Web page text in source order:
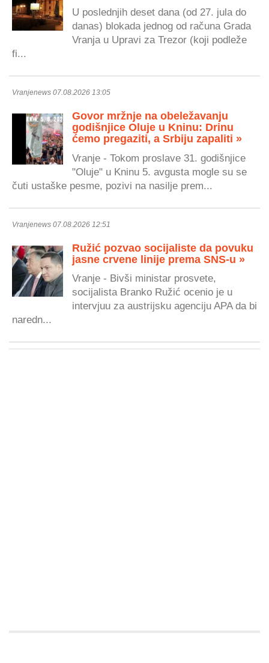
U poslednjih deset dana (od 27. jula do
danas) blokada jednog od računa Grada
Vranja u Upravi za Trezor (koji podleže
fi...
Vranjenews 07.08.2026 13:05
Govor mržnje na obeležavanju
godišnjice Oluje u Kninu: Drinu
ćemo pregaziti, a Srbiju zapaliti »
Vranje - Tokom proslave 31. godišnjice
"Oluje" u Kninu 5. avgusta mogle su se
čuti ustaške pesme, pozivi na nasilje prem...
Vranjenews 07.08.2026 12:51
Ružić pozvao socijaliste da povuku
jasne crvene linije prema SNS-u »
Vranje - Bivši ministar prosvete,
socijalista Branko Ružić ocenio je u
intervjuu za austrijsku agenciju APA da bi
naredn...